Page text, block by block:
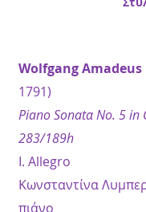
Wolfgang
1791)
Piano Sonatα No. 5 in
283/189h
I. Allegro
Κωνσταντίνα
πιάνο